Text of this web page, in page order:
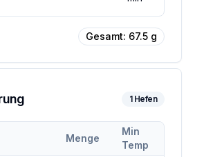
Gesamt: 67.5 g
1Hefen
Menge
Min
Temp